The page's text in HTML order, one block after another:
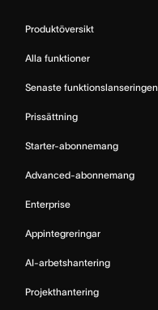
Produktöversikt
Alla funktioner
Senaste funktionslanseringen
Prissättning
Starter-abonnemang
Advanced-abonnemang
Enterprise
Appintegreringar
AI-arbetshantering
Projekthantering